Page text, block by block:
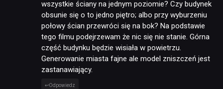
wszystkie ściany na jednym poziomie? Czy budynek
obsunie się o to jedno piętro; albo przy wyburzeniu
połowy ścian przewróci się na bok? Na podstawie
tego filmu podejrzewam że nic się nie stanie. Górna
część budynku będzie wisiała w powietrzu.
Generowanie miasta fajne ale model zniszczeń jest
zastanawiający.
Odpowiedz